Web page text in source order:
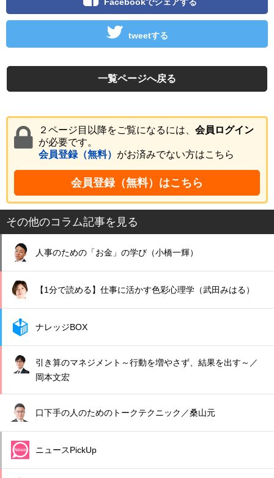
tweetする
一覧ページへ戻る
２ページ目以降をご覧になるには、 会員ログイン
が必要です。
会員登録（無料） がお済みでない方はこちら
会員登録（無料）はこちら
その他のコラム記事を見る
人事のための「お金」の学び（小橋一輝）
【1分で読める】仕事に活かす色彩心理学（武田みはる）
ナレッジBOX
引き算のマネジメント～行動を増やさず、結果を出す～／
岡本文宏
口下手の人のためのトークテクニック／桑山元
ニュースPickUp